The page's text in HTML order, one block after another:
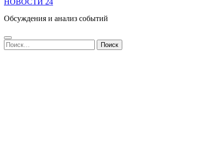
Обсуждения и анализ событий
Найти: